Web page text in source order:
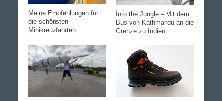
Meine Empfehlungen für
die schönsten
Minikreuzfahrten
Into the Jungle – Mit dem
Bus von Kathmandu an die
Grenze zu Indien